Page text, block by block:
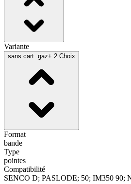
Variante
sans cart. gaz+ 2 Choix
Format
bande
Type
pointes
Compatibilité
SENCO D; PASLODE; 50; IM350 90;